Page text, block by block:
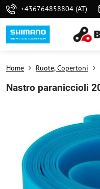
+436764858804 (AT)
Home Ruote, Copertoni
Nastro paraniccioli